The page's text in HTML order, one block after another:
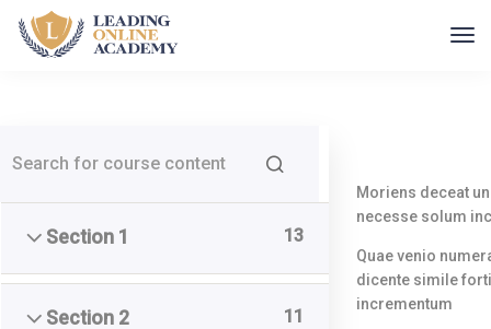
Section 1 13
Section 2 11
Moriens deceat
necesse solum
Quae venio
dicente simile
incrementum